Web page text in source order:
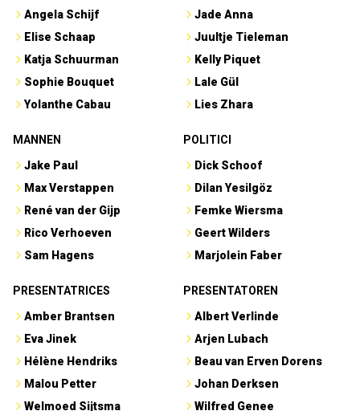
Angela Schijf
Elise Schaap
Katja Schuurman
Sophie Bouquet
Yolanthe Cabau
Jade Anna
Juultje Tieleman
Kelly Piquet
Lale Gül
Lies Zhara
MANNEN
Jake Paul
Max Verstappen
René van der Gijp
Rico Verhoeven
Sam Hagens
POLITICI
Dick Schoof
Dilan Yesilgöz
Femke Wiersma
Geert Wilders
Marjolein Faber
PRESENTATRICES
Amber Brantsen
Eva Jinek
Hélène Hendriks
Malou Petter
Welmoed Sijtsma
PRESENTATOREN
Albert Verlinde
Arjen Lubach
Beau van Erven Dorens
Johan Derksen
Wilfred Genee